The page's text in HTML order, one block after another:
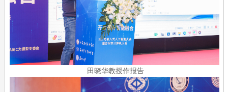
田晓华教授作报告